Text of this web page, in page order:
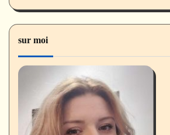
sur moi